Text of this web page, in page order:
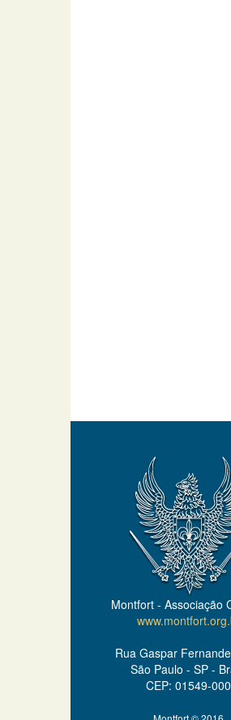
Montfort - Associação
Rua Gaspar
São Paulo - SP -
CEP: 01549-000